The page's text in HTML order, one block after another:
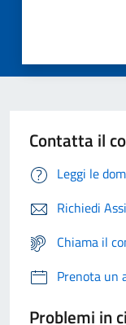
Contatta il
Leggi le
Richiedi
Chiama il
Prenota un
Problemi in